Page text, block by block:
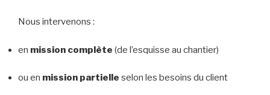
Nous intervenons :
en mission complète (de l’esquisse au chantier)
ou en mission partielle selon les besoins du client